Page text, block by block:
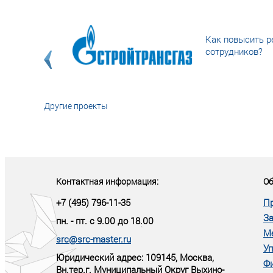
Как повысить
сотрудников?
Другие проекты
Контактная информация:
+7 (495) 796-11-35
пн. - пт. с 9.00 до 18.00
src@src-master.ru
Юридический адрес: 109145, Москва,
Вн.тер.г. Муниципальный Округ Выхино-